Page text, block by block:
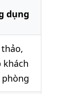
dụng
khách
phòng